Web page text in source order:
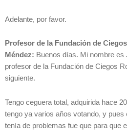
Adelante, por favor.
Profesor de la Fundación de
Méndez: Buenos días. Mi nombre es
profesor de la Fundación de Ciegos
siguiente.
Tengo ceguera total, adquirida hace
tengo ya varios años votando, y pues
tenía de problemas fue que para que